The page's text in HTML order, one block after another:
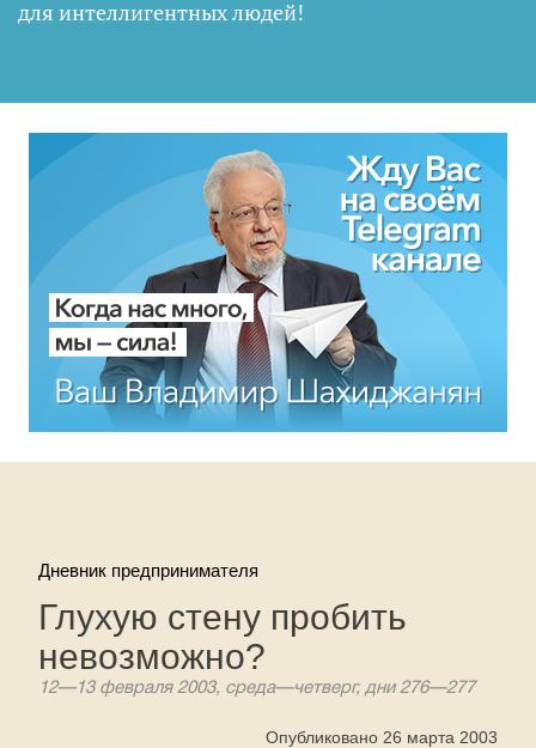
для интеллигентных людей!
Дневник предпринимателя
Глухую стену пробить
невозможно?
12—13 февраля 2003, среда—четверг, дни 276—277
Опубликовано 26 марта 2003